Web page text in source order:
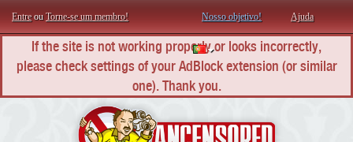
Entreou Torne-se um membro! Nosso objetivo! Ajuda
If the site is not working properly or looks incorrectly,
please check settings of your AdBlock extension (or similar
one). Thank you.